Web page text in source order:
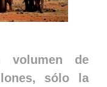
volumen de
sólo la